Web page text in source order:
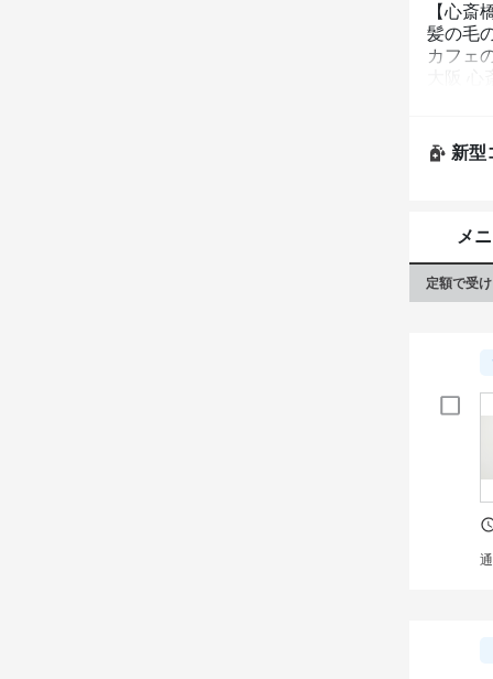
【心斎
髪の毛
カフェ
新型
メ
定額で受